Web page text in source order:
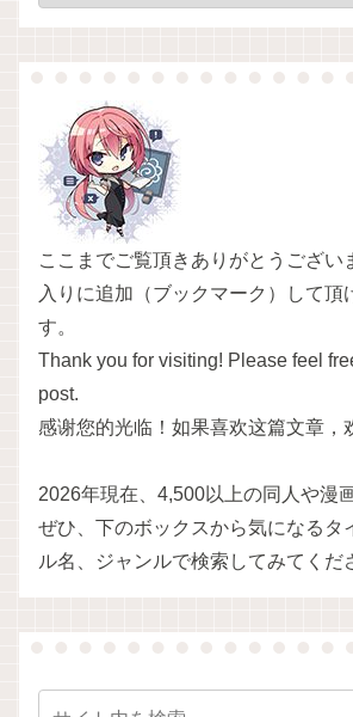
ここまでご覧頂きありがとうござい
入りに追加（ブックマーク）して頂
す。
Thank you for visiting! Please feel
post.
感谢您的光临！如果喜欢这篇文章，
2026年現在、4,500以上の同人や漫
ぜひ、下のボックスから気になるタ
ル名、ジャンルで検索してみてくだ